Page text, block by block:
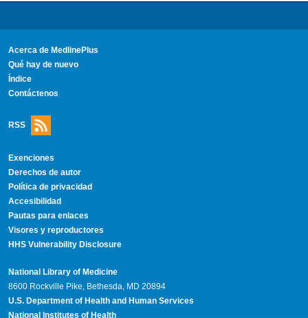
Acerca de MedlinePlus
Qué hay de nuevo
Índice
Contáctenos
RSS
Exenciones
Derechos de autor
Política de privacidad
Accesibilidad
Pautas para enlaces
Visores y reproductores
HHS Vulnerability Disclosure
National Library of Medicine
8600 Rockville Pike, Bethesda, MD 20894
U.S. Department of Health and Human Services
National Institutes of Health